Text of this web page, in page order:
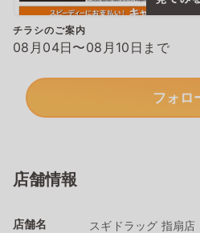
チラシのご案内
08月04日〜08月10日まで
フォロ
店舗情報
店舗名 スギドラッグ 指扇店